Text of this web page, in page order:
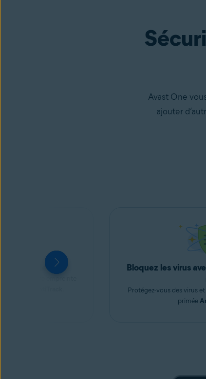
Avast One
ajouter
et le suivi
Bloquez les virus
Protégez-vous des virus
primée